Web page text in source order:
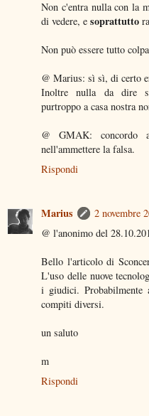
Non c'entra nulla con la
di vedere, e soprattutto
Non può essere tutto
@ Marius: sì sì, di certo
Inoltre nulla da dire
purtroppo a casa nostra
@ GMAK:
nell'ammettere la falsa.
Rispondi
Marius
2 novembre
@ l'anonimo del
Bello l'articolo di
L'uso delle nuove
i giudici.
compiti diversi.
un saluto
m
Rispondi